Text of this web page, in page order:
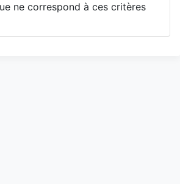
ne correspond à ces critères